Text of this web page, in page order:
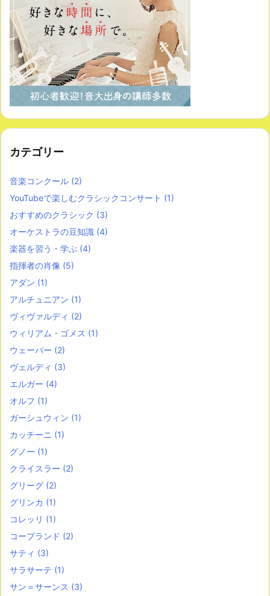
カテゴリー
音楽コンクール (2)
YouTubeで楽しむクラシックコンサート (1)
おすすめのクラシック (3)
オーケストラの豆知識 (4)
楽器を習う・学ぶ (4)
指揮者の肖像 (5)
アダン (1)
アルチュニアン (1)
ヴィヴァルディ (2)
ウィリアム・ゴメス (1)
ウェーバー (2)
ヴェルディ (3)
エルガー (4)
オルフ (1)
ガーシュウィン (1)
カッチーニ (1)
グノー (1)
クライスラー (2)
グリーグ (2)
グリンカ (1)
コレッリ (1)
コープランド (2)
サティ (3)
サラサーテ (1)
サン＝サーンス (3)